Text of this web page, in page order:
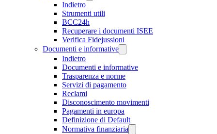
Indietro
Strumenti utili
BCC24h
Recuperare i documenti ISEE
Verifica Fidejussioni
Documenti e informative
Indietro
Documenti e informative
Trasparenza e norme
Servizi di pagamento
Reclami
Disconoscimento movimenti
Pagamenti in europa
Definizione di Default
Normativa finanziaria